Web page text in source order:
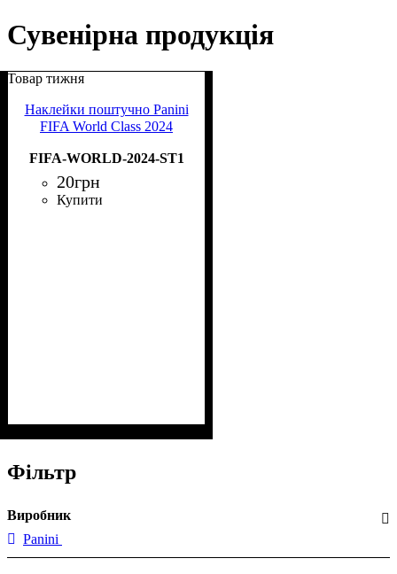
Сувенірна продукція
Товар тижня
Наклейки поштучно Panini
FIFA World Class 2024
FIFA-WORLD-2024-ST1
20грн
Купити
Фільтр
Виробник
Panini